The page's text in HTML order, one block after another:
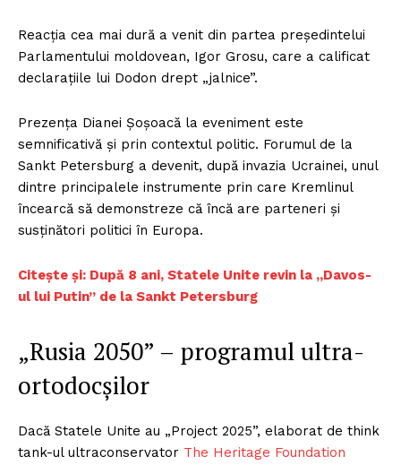
Reacția cea mai dură a venit din partea președintelui
Parlamentului moldovean, Igor Grosu, care a calificat
declarațiile lui Dodon drept „jalnice”.
Prezența Dianei Șoșoacă la eveniment este
semnificativă și prin contextul politic. Forumul de la
Sankt Petersburg a devenit, după invazia Ucrainei, unul
dintre principalele instrumente prin care Kremlinul
încearcă să demonstreze că încă are parteneri și
susținători politici în Europa.
Citește și: După 8 ani, Statele Unite revin la „Davos-
ul lui Putin” de la Sankt Petersburg
„Rusia 2050” – programul ultra-
ortodocșilor
Dacă Statele Unite au „Project 2025”, elaborat de think
tank-ul ultraconservator The Heritage Foundation